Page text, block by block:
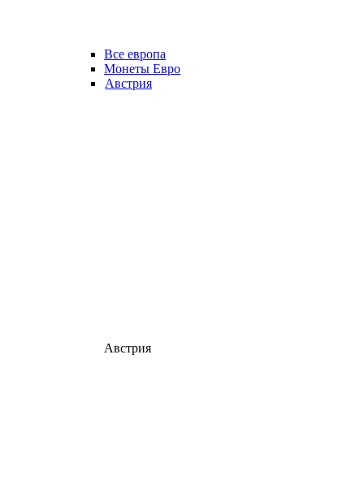
Все европа
Монеты Евро
Австрия
Австрия